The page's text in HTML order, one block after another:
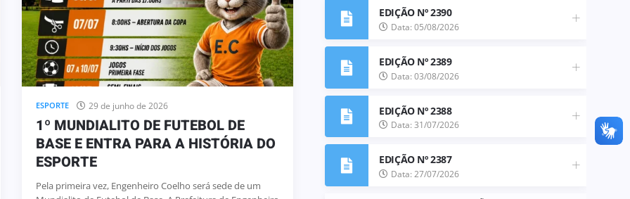
ESPORTE 29 de junho de 2026
1º MUNDIALITO DE FUTEBOL DE
BASE E ENTRA PARA A HISTÓRIA DO
ESPORTE
Pela primeira vez, Engenheiro Coelho será sede de um
EDIÇÃO Nº 2390
Data: 05/08/2026
EDIÇÃO Nº 2389
Data: 03/08/2026
EDIÇÃO Nº 2388
Data: 31/07/2026
EDIÇÃO Nº 2387
Data: 27/07/2026